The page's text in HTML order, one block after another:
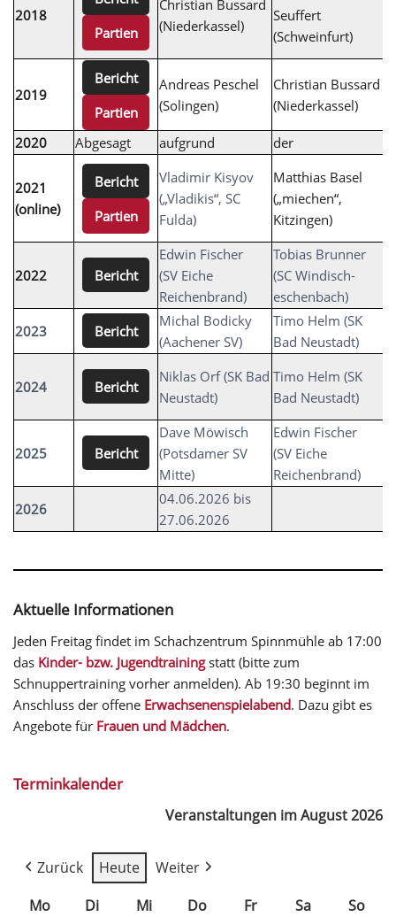
2018
Partien
Christian Bussard
(Niederkassel)
Seuffert
(Schweinfurt)
2019
Bericht
Partien
Andreas Peschel
(Solingen)
Christian Bussard
(Niederkassel)
2020
Abgesagt aufgrund der
2021
(online)
Bericht
Partien
Vladimir Kisyov
(„Vladikis“, SC
Fulda)
Matthias Basel
(„miechen“,
Kitzingen)
2022 Bericht
Edwin Fischer
(SV Eiche
Reichenbrand)
Tobias Brunner
(SC Windisch-
eschenbach)
2023
Bericht
Michal Bodicky
(Aachener SV)
Timo Helm (SK
Bad Neustadt)
2024 Bericht
Niklas Orf (SK Bad
Neustadt)
Timo Helm (SK
Bad Neustadt)
2025 Bericht
Dave Möwisch
(Potsdamer SV
Mitte)
Edwin Fischer
(SV Eiche
Reichenbrand)
2026
04.06.2026 bis
27.06.2026
Aktuelle Informationen
Jeden Freitag findet im Schachzentrum Spinnmühle ab 17:00
das Kinder- bzw. Jugendtrainingstatt (bitte zum
Schnuppertraining vorher anmelden). Ab 19:30 beginnt im
Anschluss der offene Erwachsenenspielabend. Dazu gibt es
Angebote für Frauen und Mädchen.
Terminkalender
Veranstaltungen im August 2026
Zurück Heute
Weiter
Mo
Di Mi Do Fr Sa So